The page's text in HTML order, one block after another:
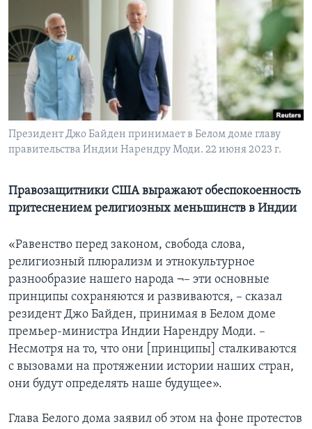
Learning English
СОЦИАЛЬНЫЕ СЕТИ
Президент Джо Байден принимает в Белом доме главу
правительства Индии Нарендру Моди. 22 июня 2023 г.
Правозащитники США выражают обеспокоенность
притеснением религиозных меньшинств в Индии
«Равенство перед законом, свобода слова,
религиозный плюрализм и этнокультурное
разнообразие нашего народа ¬– эти основные
принципы сохраняются и развиваются, – сказал
резидент Джо Байден, принимая в Белом доме
премьер-министра Индии Нарендру Моди. –
Несмотря на то, что они [принципы] сталкиваются
с вызовами на протяжении истории наших стран,
они будут определять наше будущее».
Глава Белого дома заявил об этом на фоне протестов